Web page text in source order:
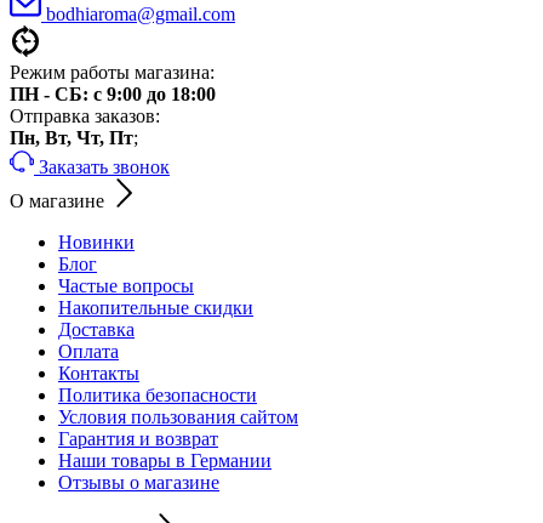
bodhiaroma@gmail.com
Режим работы магазина:
ПН - СБ: с 9:00 до 18:00
Отправка заказов:
Пн, Вт, Чт, Пт;
Заказать звонок
О магазине
Новинки
Блог
Частые вопросы
Накопительные скидки
Доставка
Оплата
Контакты
Политика безопасности
Условия пользования сайтом
Гарантия и возврат
Наши товары в Германии
Отзывы о магазине